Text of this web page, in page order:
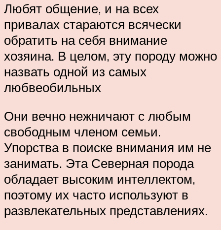
Любят общение, и на всех
привалах стараются всячески
обратить на себя внимание
хозяина. В целом, эту породу можно
назвать одной из самых
любвеобильных
Они вечно нежничают с любым
свободным членом семьи.
Упорства в поиске внимания им не
занимать. Эта Северная порода
обладает высоким интеллектом,
поэтому их часто используют в
развлекательных представлениях.